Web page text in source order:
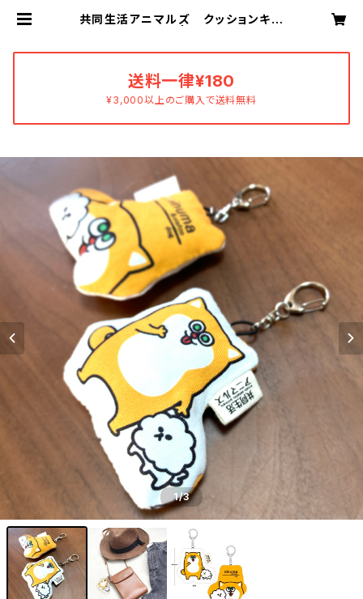
共同生活アニマルズ クッションキー
送料一律¥180
¥3,000以上のご購入で送料無料
1/3